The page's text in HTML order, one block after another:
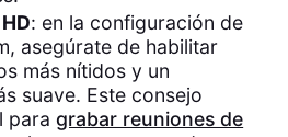
: en la configuración de
asegúrate de habilitar
más nítidos y un
suave. Este consejo
paragrabar reuniones de